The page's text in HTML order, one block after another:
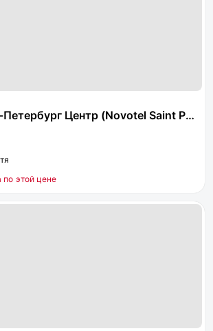
Центр (Novotel Saint Petersburg Center)
этой цене